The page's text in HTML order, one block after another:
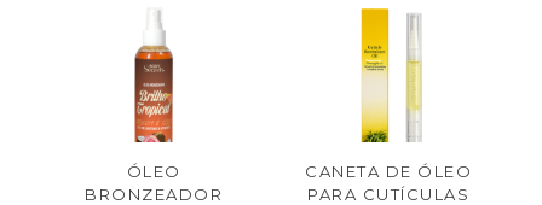
ÓLEO
BRONZEADOR
CANETA DE ÓLEO
PARA CUTÍCULAS